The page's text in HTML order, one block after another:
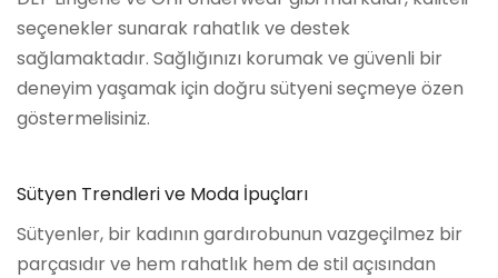
seçenekler sunarak rahatlık ve destek
sağlamaktadır. Sağlığınızı korumak ve güvenli bir
deneyim yaşamak için doğru sütyeni seçmeye özen
göstermelisiniz.
Sütyen Trendleri ve Moda İpuçları
Sütyenler, bir kadının gardırobunun vazgeçilmez bir
parçasıdır ve hem rahatlık hem de stil açısından